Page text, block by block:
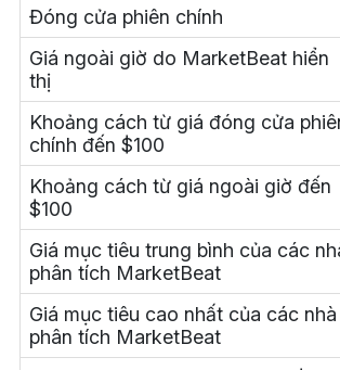
Đóng cửa phiên chính
Giá ngoài giờ do MarketBeat hiển
thị
Khoảng cách từ giá đóng cửa
chính đến $100
Khoảng cách từ giá ngoài giờ đến
$100
Giá mục tiêu trung bình của các
phân tích MarketBeat
Giá mục tiêu cao nhất của các nhà
phân tích MarketBeat